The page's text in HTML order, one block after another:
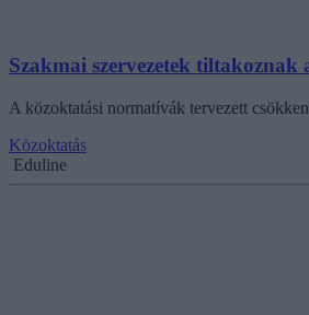
Szakmai szervezetek
A közoktatási normatívák tervezett
Közoktatás
Eduline